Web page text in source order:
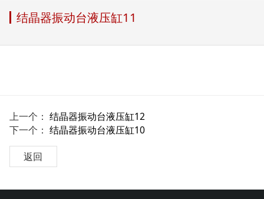
结晶器振动台液压缸11
上一个： 结晶器振动台液压缸12
下一个： 结晶器振动台液压缸10
返回